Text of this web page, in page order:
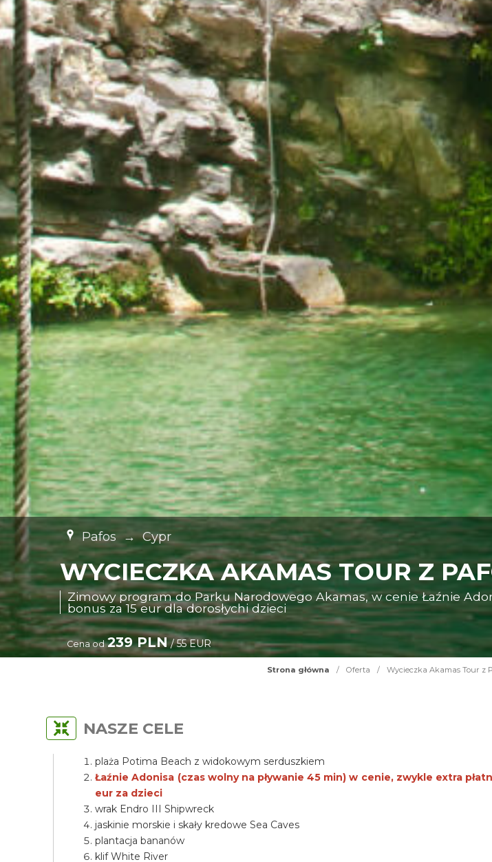
Pafos → Cypr
WYCIECZKA AKAMAS TOUR Z
Zimowy program do Parku Narodowego Akamas, w cenie Łaźnie
bonus za 15 eur dla dorosłychi dzieci
Cena od 239 PLN/ 55 EUR
Strona główna / Oferta / Wycieczka Akamas Tour z
NASZE CELE
plaża Potima Beach z widokowym serduszkiem
Łaźnie Adonisa (czas wolny na pływanie 45 min) w cenie, zwykle extra
eur za dzieci
wrak Endro III Shipwreck
jaskinie morskie i skały kredowe Sea Caves
plantacja bananów
klif White River